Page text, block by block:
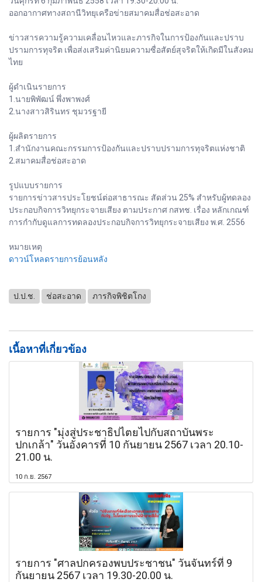
ออกอากาศทางสถานีวิทยุเครือข่ายสมาคมสื่อช่อสะอาด
ข่าวสารความรู้ความเคลื่อนไหวและภารกิจในการป้องกันและปราบ
ปรามการทุจริต เพื่อส่งเสริมค่านิยมความซื่อสัตย์สุจริตให้เกิดมีในสังคม
ไทย
ผู้ดำเนินรายการ
1.นายพิพัฒน์ พึ่งพาพงศ์
2.นางสาวสิรินทร ชุมวรฐายี
ผู้ผลิตรายการ
1.สำนักงานคณะกรรมการป้องกันและปราบปรามการทุจริตแห่งชาติ
2.สมาคมสื่อช่อสะอาด
รูปแบบรายการ
รายการข่าวสารประโยชน์ต่อสาธารณะ สัดส่วน 25% สำหรับผู้ทดลอง
ประกอบกิจการวิทยุกระจายเสียง ตามประกาศ กสทช. เรื่อง หลักเกณฑ์
การกำกับดูแลการทดลองประกอบกิจการวิทยุกระจายเสียง พ.ศ. 2556
หมายเหตุ
ดาวน์โหลดรายการย้อนหลัง
ป.ป.ช. ช่อสะอาด ภารกิจพิชิตโกง
เนื้อหาที่เกี่ยวข้อง
รายการ "มุ่งสู่ประชาธิปไตยไปกับสถาบันพระ
ปกเกล้า" วันอังคารที่ 10 กันยายน 2567 เวลา 20.10-
21.00 น.
10 ก.ย. 2567
รายการ "ศาลปกครองพบประชาชน" วันจันทร์ที่ 9
กันยายน 2567 เวลา 19.30-20.00 น.